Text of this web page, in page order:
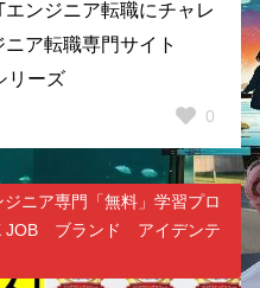
ジニア転職にチャレ
ア転職専門サイト
リーズ
0
ニア専門「無料」学習プロ
JOB ブランド アイデンテ